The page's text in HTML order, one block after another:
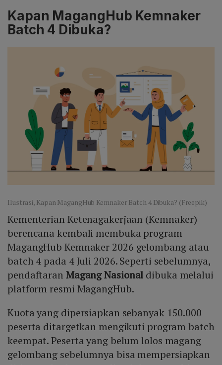
keterangan juga dikenakan pemotongan, dan uang
saku tidak dibayarkan bila peserta mengundurkan diri
sebelum akhir bulan berjalan.
Kapan MagangHub Kemnaker
Batch 4 Dibuka?
Ilustrasi, Kapan MagangHub Kemnaker Batch 4 Dibuka? (Freepik)
Kementerian Ketenagakerjaan (Kemnaker)
berencana kembali membuka program
MagangHub Kemnaker 2026 gelombang atau
batch 4 pada 4 Juli 2026. Seperti sebelumnya,
pendaftaran Magang Nasional dibuka melalui
platform resmi MagangHub.
Kuota yang dipersiapkan sebanyak 150.000
peserta ditargetkan mengikuti program batch
keempat. Peserta yang belum lolos magang
gelombang sebelumnya bisa mempersiapkan